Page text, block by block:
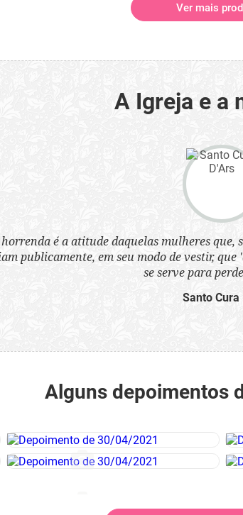
Ver mais
A Igreja e a
horrenda é a atitude daquelas mulheres que,
publicamente, em seu modo de vestir,
se serve para
Santo Cura
Alguns depoimentos